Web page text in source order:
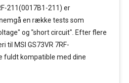
211(0017B1-211) er
en række tests som
og "short circuit". Efter flere
til MSI GS73VR 7RF-
fuldt kompatible med dine